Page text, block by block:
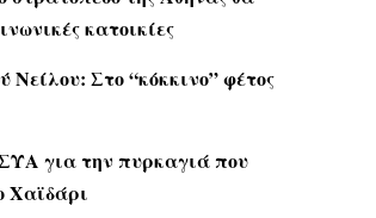
κατοικίες
Νείλου: Στο “κόκκινο” φέτος
για την πυρκαγιά που
Χαϊδάρι